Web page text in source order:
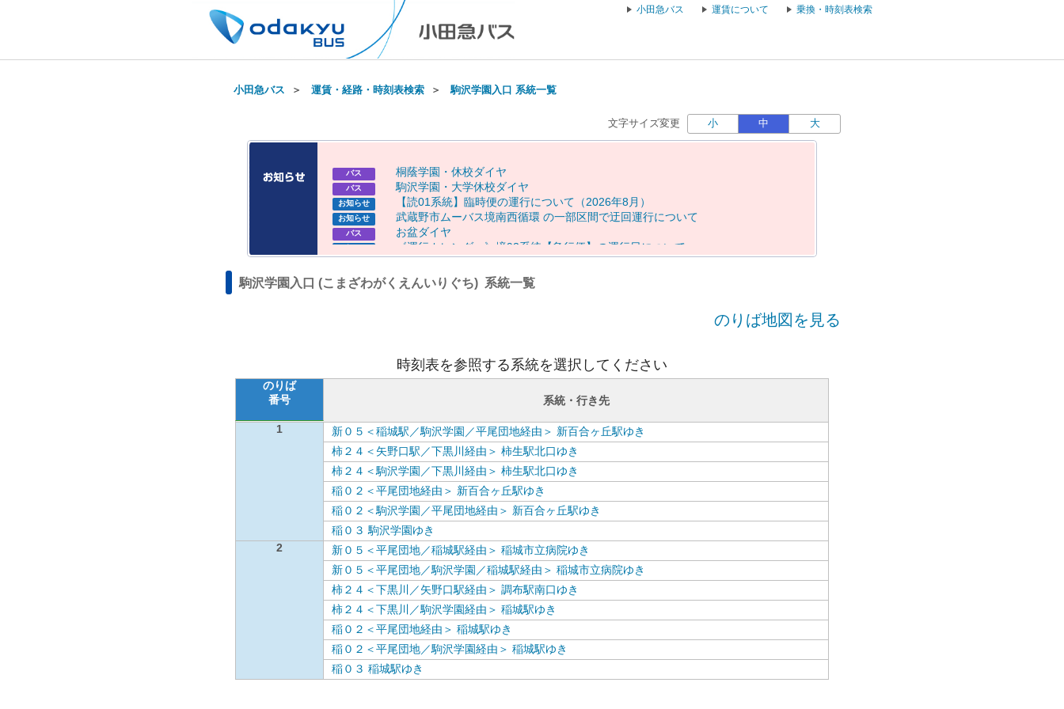
小田急バス 運賃について 乗換・時刻表検索
小田急バス ＞ 運賃・経路・時刻表検索 ＞ 駒沢学園入口 系統一覧
文字サイズ変更 小 中 大
バス 桐蔭学園 ・ 休校ダイヤ
バス 駒沢学園 ・ 大学休校ダイヤ
お知らせ 【読01 系統】 臨時便の運行について （2026年8月 ）
お知らせ 武蔵野市ムーバス境南西循環 の一部区間で迂回運行について
バス お盆ダイヤ
《運行 カ レ ン ダ 》 境93系統 【急 行便】 の 運行日 に つ い て
行日 に つい て
駒沢学園入口 (こまざわがくえんいりぐち) 系統一覧
のりば地図を見る
時刻表を参照する系統を選択してください
のりば
番号
系統・行き先
1
新０５＜稲城駅／駒沢学園／平尾団地経由＞ 新百合ヶ丘駅ゆき
柿２４＜矢野口駅／下黒川経由＞ 柿生駅北口ゆき
柿２４＜駒沢学園／下黒川経由＞ 柿生駅北口ゆき
稲０２＜平尾団地経由＞ 新百合ヶ丘駅ゆき
稲０２＜駒沢学園／平尾団地経由＞ 新百合ヶ丘駅ゆき
稲０３ 駒沢学園ゆき
2
新０５＜平尾団地／稲城駅経由＞ 稲城市立病院ゆき
新０５＜平尾団地／駒沢学園／稲城駅経由＞ 稲城市立病院ゆき
柿２４＜下黒川／矢野口駅経由＞ 調布駅南口ゆき
柿２４＜下黒川／駒沢学園経由＞ 稲城駅ゆき
稲０２＜平尾団地経由＞ 稲城駅ゆき
稲０２＜平尾団地／駒沢学園経由＞ 稲城駅ゆき
稲０３ 稲城駅ゆき